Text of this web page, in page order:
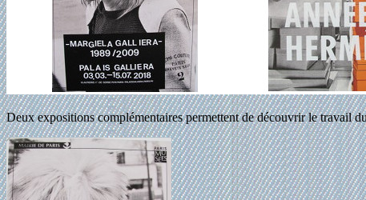
Deux expositions complémentaires permettent de découvrir le travail